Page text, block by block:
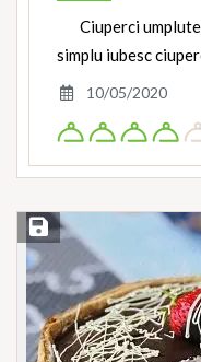
Ciuperci umplute
simplu iubesc
10/05/2020
Save Recipe